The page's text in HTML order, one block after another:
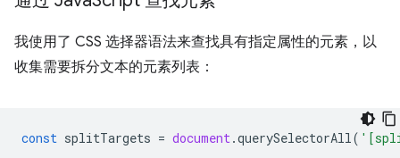
我使用了 CSS 选择器语法来查找具有指定属性的元素，以
收集需要拆分文本的元素列表：
const splitTargets = document.querySelectorAll(